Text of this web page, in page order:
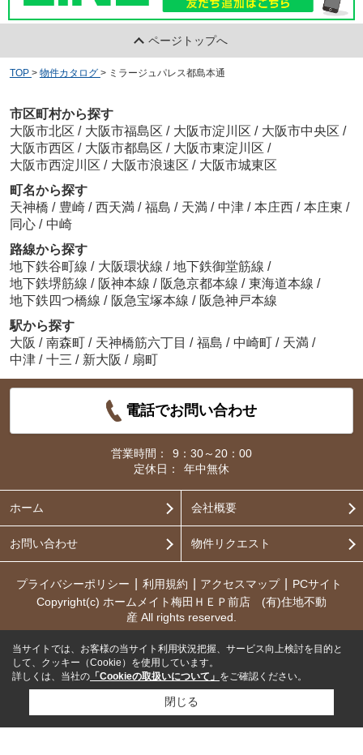
ページトップへ
TOP > 物件カタログ > ミラージュパレス都島本通
市区町村から探す
大阪市北区 / 大阪市福島区 / 大阪市淀川区 / 大阪市中央区 /
大阪市西区 / 大阪市都島区 / 大阪市東淀川区 /
大阪市西淀川区 / 大阪市浪速区 / 大阪市城東区
町名から探す
天神橋 / 豊崎 / 西天満 / 福島 / 天満 / 中津 / 本庄西 / 本庄東 /
同心 / 中崎
路線から探す
地下鉄谷町線 / 大阪環状線 / 地下鉄御堂筋線 /
地下鉄堺筋線 / 阪神本線 / 阪急京都本線 / 東海道本線 /
地下鉄四つ橋線 / 阪急宝塚本線 / 阪急神戸本線
駅から探す
大阪 / 南森町 / 天神橋筋六丁目 / 福島 / 中崎町 / 天満 /
中津 / 十三 / 新大阪 / 扇町
電話でお問い合わせ
営業時間：
9：30～20：00
定休日：
年中無休
ホーム 会社概要
お問い合わせ 物件リクエスト
プライバシーポリシー 利用規約 アクセスマップ
PCサイト
Copyright(c) ホームメイト梅田ＨＥＰ前店 (有)住地不動
産 All rights reserved.
当サイトでは、お客様の当サイト利用状況把握、サービス向上検討を目的と
して、クッキー（Cookie）を使用しています。
詳しくは、当社の 「Cookieの取扱いについて」 をご確認ください。
閉じる